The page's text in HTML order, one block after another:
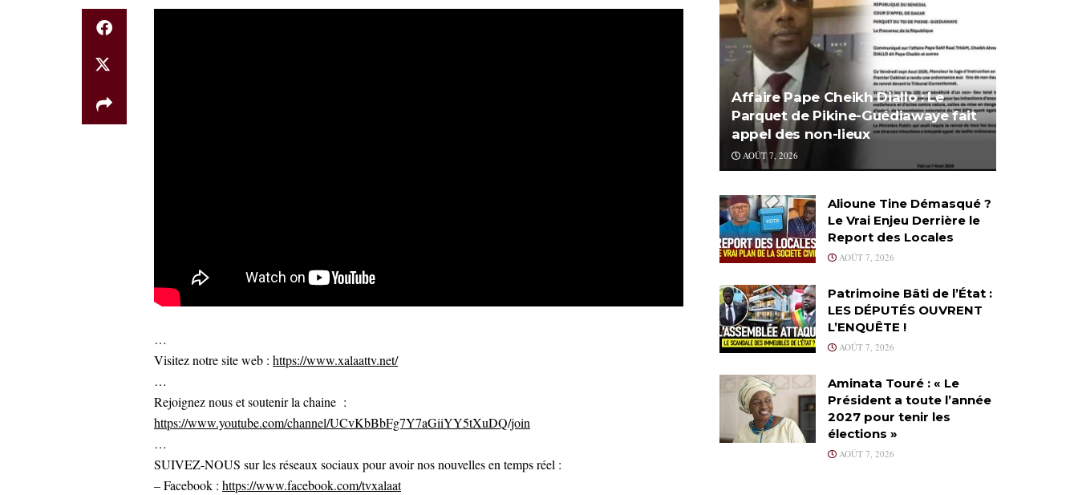
…
Visitez notre site web : https://www.xalaattv.net/
…
Rejoignez nous et soutenir la chaine :
https://www.youtube.com/channel/UCvKbBbFg7Y7aGiiYY5tXuDQ/join
…
SUIVEZ-NOUS sur les réseaux sociaux pour avoir nos nouvelles en temps réel :
– Facebook : https://www.facebook.com/tvxalaat
Affaire Pape Cheikh Diallo : Le
Parquet de Pikine-Guédiawaye fait
appel des non-lieux
AOÛT 7, 2026
Alioune Tine Démasqué ?
Le Vrai Enjeu Derrière le
Report des Locales
AOÛT 7, 2026
Patrimoine Bâti de l’État :
LES DÉPUTÉS OUVRENT
L’ENQUÊTE !
AOÛT 7, 2026
Aminata Touré : « Le
Président a toute l’année
2027 pour tenir les
élections »
AOÛT 7, 2026